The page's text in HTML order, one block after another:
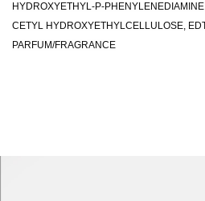
HYDROXYETHYL-P-
CETYL HYDROXYETHYLCELLULOSE,
PARFUM/FRAGRANCE